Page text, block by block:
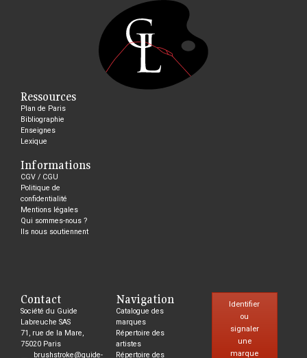
Ressources
Plan de Paris
Bibliographie
Enseignes
Lexique
Informations
CGV / CGU
Politique de
confidentialité
Mentions légales
Qui sommes-nous ?
Ils nous soutiennent
Contact
Société du Guide
Labreuche SAS
71, rue de la Mare,
75020 Paris
brushstroke@guide-
Navigation
Catalogue des
marques
Répertoire des
artistes
Répertoire des
Identifier
ou
signaler
une
marque